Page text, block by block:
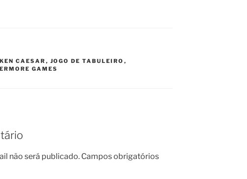
CAESAR , JOGO DE TABULEIRO ,
GAMES
não será publicado. Campos obrigatórios